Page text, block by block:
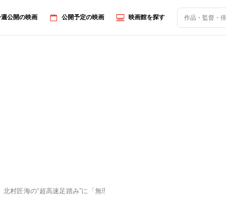
公開の映画 公開予定の映画 映画館を探す
北村匠海の“超高速足踏み”に「無理！おもしろすぎる！」と咳き込んで爆笑